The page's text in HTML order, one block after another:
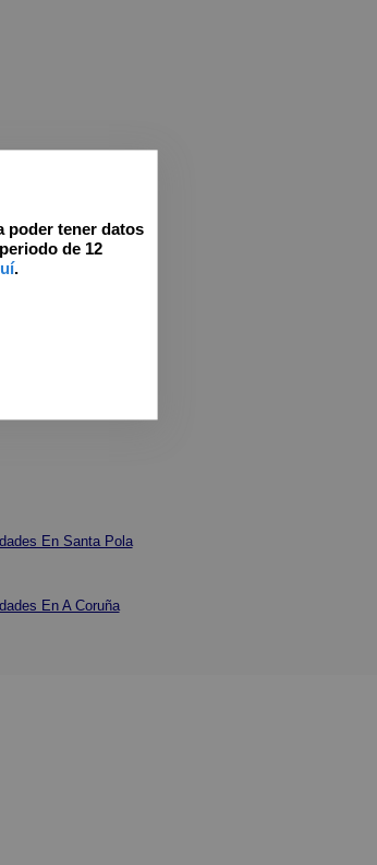
En Santa Pola
En A Coruña
poder tener datos
de 12
.